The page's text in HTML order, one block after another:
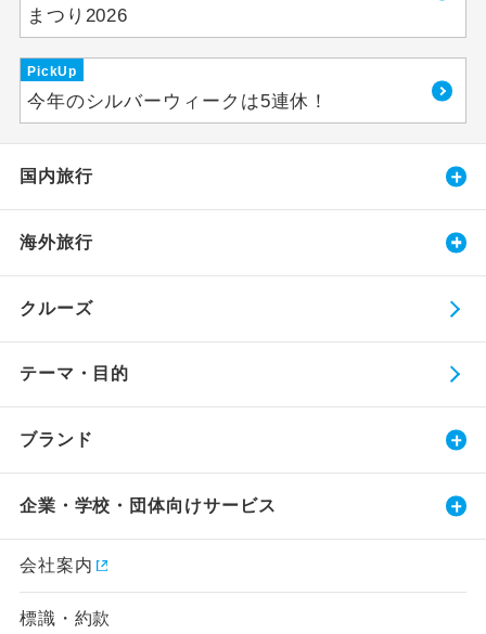
まつり2026
PickUp
今年のシルバーウィークは5連休！
国内旅行
海外旅行
クルーズ
テーマ・目的
ブランド
企業・学校・団体向けサービス
会社案内
標識・約款